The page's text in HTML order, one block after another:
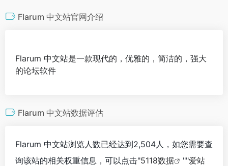
Flarum 中文站官网介绍
Flarum 中文站是一款现代的，优雅的，简洁的，强大
的论坛软件
Flarum 中文站数据评估
Flarum 中文站浏览人数已经达到2,504人，如您需要查
询该站的相关权重信息，可以点击"5118数据 ""爱站